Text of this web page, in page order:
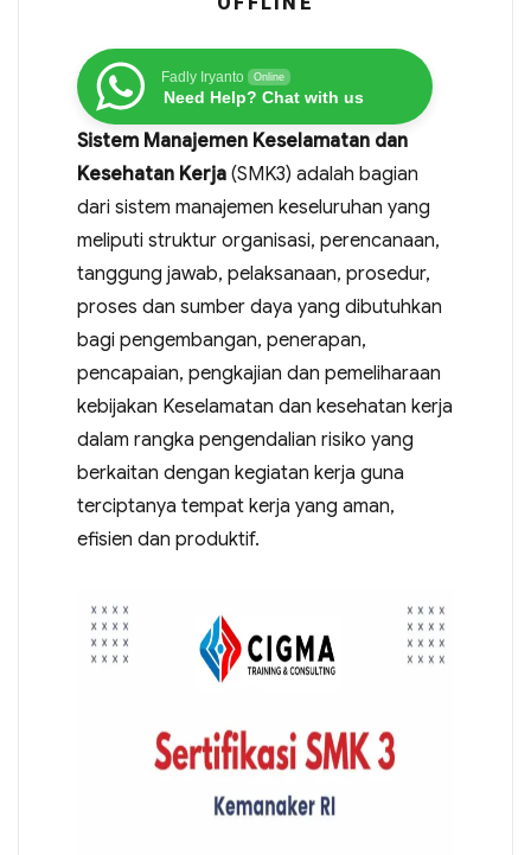
Fadly Iryanto Online
Need Help? Chat with us
Sistem Manajemen Keselamatan dan
Kesehatan Kerja(SMK3) adalah bagian
dari sistem manajemen keseluruhan yang
meliputi struktur organisasi, perencanaan,
tanggung jawab, pelaksanaan, prosedur,
proses dan sumber daya yang dibutuhkan
bagi pengembangan, penerapan,
pencapaian, pengkajian dan pemeliharaan
kebijakan Keselamatan dan kesehatan kerja
dalam rangka pengendalian risiko yang
berkaitan dengan kegiatan kerja guna
terciptanya tempat kerja yang aman,
efisien dan produktif.